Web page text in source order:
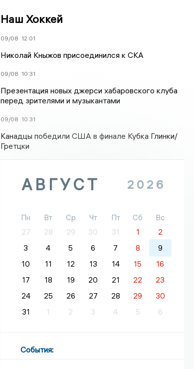
Наш Хоккей
09/08 12:01
Николай Кныжов присоединился к СКА
09/08 10:31
Презентация новых джерси хабаровского клуба
перед зрителями и музыкантами
09/08 10:31
Канадцы победили США в финале Кубка Глинки/
Гретцки
АВГУСТ 2026
Пн Вт Ср Чт Пт Сб
Вс
27
28 29 30 31 1
2
3
4 5 6 7 8
9
10
11 12 13 14 15
16
17
18 19 20 21 22
23
24
25 26 27 28 29
30
31
1 2 3 4 5 6
События: